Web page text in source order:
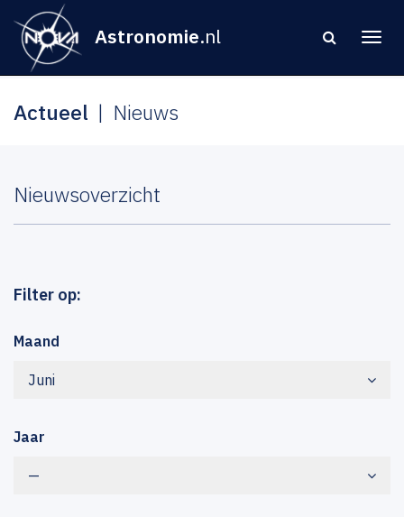
Astronomie.nl
Actueel Nieuws
Nieuwsoverzicht
Filter op:
Maand
Juni
Jaar
—